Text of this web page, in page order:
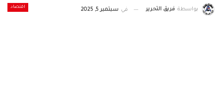
اقتصاد بواسطة فريق التحرير في سبتمبر 5, 2025